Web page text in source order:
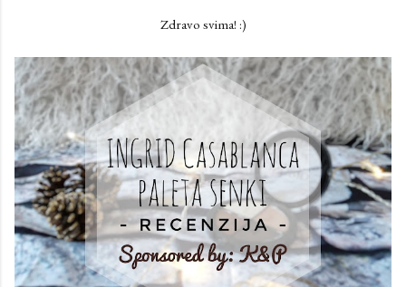
Zdravo svima! :)